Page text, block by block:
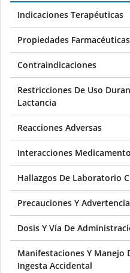
Indicaciones Terapéuticas
Propiedades Farmacéuticas
Contraindicaciones
Restricciones De Uso
Lactancia
Reacciones Adversas
Interacciones
Hallazgos De Laboratorio
Precauciones Y
Dosis Y Vía De
Manifestaciones Y Manejo
Ingesta Accidental